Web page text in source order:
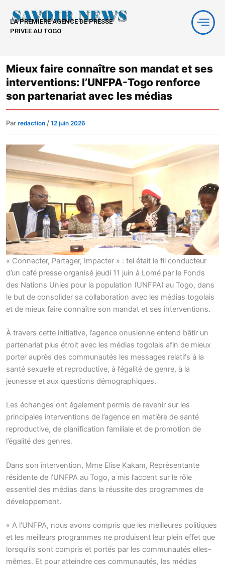
contenu
LA PREMIERE AGENCE DE PRESSE
PRIVEE AU TOGO
Mieux faire connaître son mandat et ses
interventions: l’UNFPA-Togo renforce
son partenariat avec les médias
Par redaction / 12 juin 2026
« Connecter, Partager, Impacter » : tel était le fil conducteur
d’un café presse organisé jeudi 11 juin à Lomé par le Fonds
des Nations Unies pour la population (UNFPA) au Togo, dans
le but de consolider sa collaboration avec les médias togolais
et de mieux faire connaître son mandat et ses interventions.
À travers cette initiative, l’agence onusienne entend bâtir un
partenariat plus étroit avec les médias togolais afin de mieux
porter auprès des communautés les messages relatifs à la
santé sexuelle et reproductive, à l’égalité de genre, à la
jeunesse et aux questions démographiques.
Les échanges ont également permis de revenir sur les
principales interventions de l’agence en matière de santé
reproductive, de planification familiale et de promotion de
l’égalité des genres.
Dans son intervention, Mme Elise Kakam, Représentante
résidente de l’UNFPA au Togo, a mis l’accent sur le rôle
essentiel des médias dans la réussite des programmes de
développement.
« A l’UNFPA, nous avons compris que les meilleures politiques
et les meilleurs programmes ne produisent leur plein effet que
lorsqu’ils sont compris et portés par les communautés elles-
mêmes. Et pour atteindre ces communautés, les médias